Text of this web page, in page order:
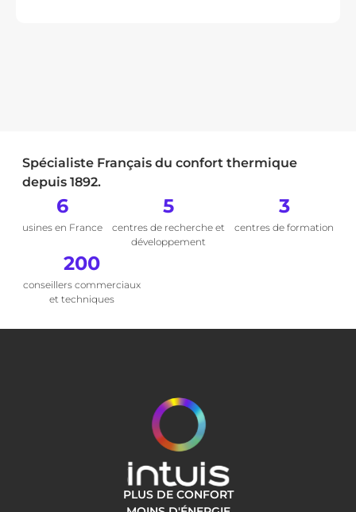
Spécialiste Français du confort thermique
depuis 1892.
6
usines en France
5
centres de recherche et
développement
3
centres de formation
200
conseillers commerciaux
et techniques
PLUS DE CONFORT